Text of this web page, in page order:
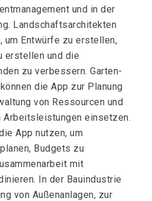
und in der
Landschaftsarchitekten
um Entwürfe zu erstellen,
erstellen und die
zu verbessern. Garten-
die App zur Planung
von Ressourcen und
Arbeitsleistungen einsetzen.
App nutzen, um
Budgets zu
mit
In der Bauindustrie
von Außenanlagen, zur